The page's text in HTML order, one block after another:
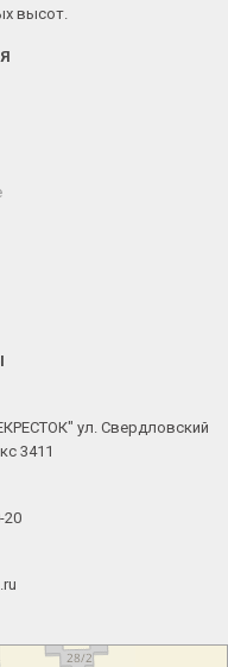
высот.
ул. Свердловский
3411
20